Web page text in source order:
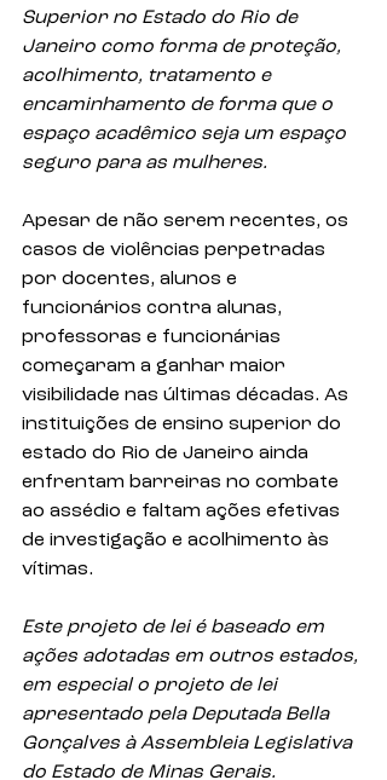
Superior no Estado do Rio de
Janeiro como forma de proteção,
acolhimento, tratamento e
encaminhamento de forma que o
espaço acadêmico seja um espaço
seguro para as mulheres.
Apesar de não serem recentes, os
casos de violências perpetradas
por docentes, alunos e
funcionários contra alunas,
professoras e funcionárias
começaram a ganhar maior
visibilidade nas últimas décadas. As
instituições de ensino superior do
estado do Rio de Janeiro ainda
enfrentam barreiras no combate
ao assédio e faltam ações efetivas
de investigação e acolhimento às
vítimas.
Este projeto de lei é baseado em
ações adotadas em outros estados,
em especial o projeto de lei
apresentado pela Deputada Bella
Gonçalves à Assembleia Legislativa
do Estado de Minas Gerais.